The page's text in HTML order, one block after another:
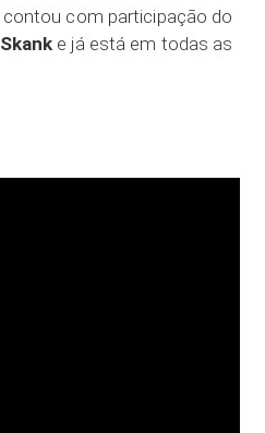
contou com participação do
Skank e já está em todas as